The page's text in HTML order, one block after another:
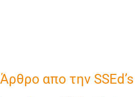
Άρθρο απο την